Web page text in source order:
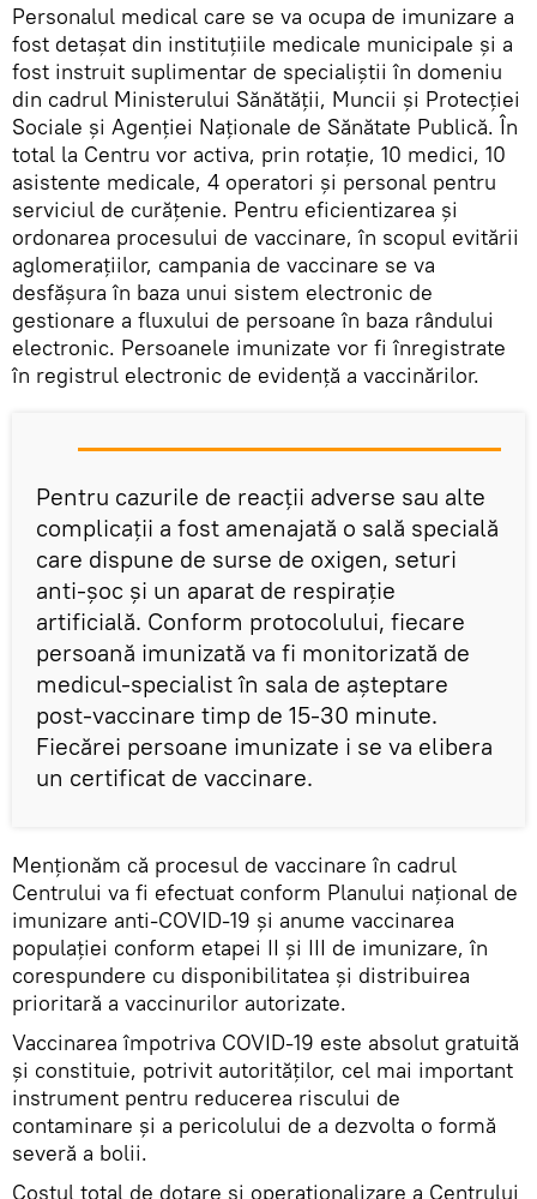
Personalul medical care se va ocupa de imunizare a
fost detașat din instituțiile medicale municipale și a
fost instruit suplimentar de specialiștii în domeniu
din cadrul Ministerului Sănătății, Muncii și Protecției
Sociale și Agenției Naționale de Sănătate Publică. În
total la Centru vor activa, prin rotație, 10 medici, 10
asistente medicale, 4 operatori și personal pentru
serviciul de curățenie. Pentru eficientizarea și
ordonarea procesului de vaccinare, în scopul evitării
aglomerațiilor, campania de vaccinare se va
desfășura în baza unui sistem electronic de
gestionare a fluxului de persoane în baza rândului
electronic. Persoanele imunizate vor fi înregistrate
în registrul electronic de evidență a vaccinărilor.
Pentru cazurile de reacții adverse sau alte
complicații a fost amenajată o sală specială
care dispune de surse de oxigen, seturi
anti-șoc și un aparat de respirație
artificială. Conform protocolului, fiecare
persoană imunizată va fi monitorizată de
medicul-specialist în sala de așteptare
post-vaccinare timp de 15-30 minute.
Fiecărei persoane imunizate i se va elibera
un certificat de vaccinare.
Menționăm că procesul de vaccinare în cadrul
Centrului va fi efectuat conform Planului național de
imunizare anti-COVID-19 și anume vaccinarea
populației conform etapei II și III de imunizare, în
corespundere cu disponibilitatea și distribuirea
prioritară a vaccinurilor autorizate.
Vaccinarea împotriva COVID-19 este absolut gratuită
și constituie, potrivit autorităților, cel mai important
instrument pentru reducerea riscului de
contaminare și a pericolului de a dezvolta o formă
severă a bolii.
Costul total de dotare și operaționalizare a Centrului